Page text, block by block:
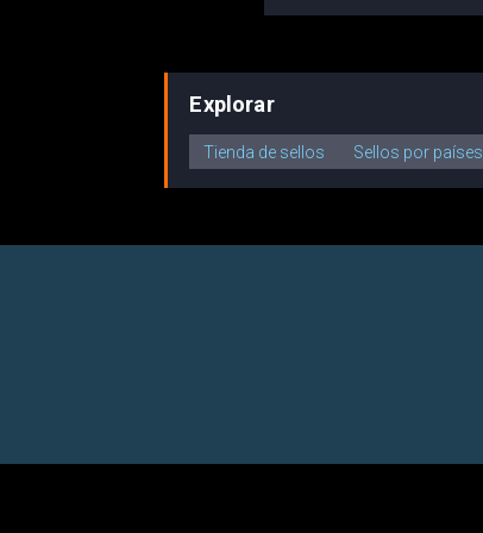
Explorar
Tienda de sellos Sellos por países